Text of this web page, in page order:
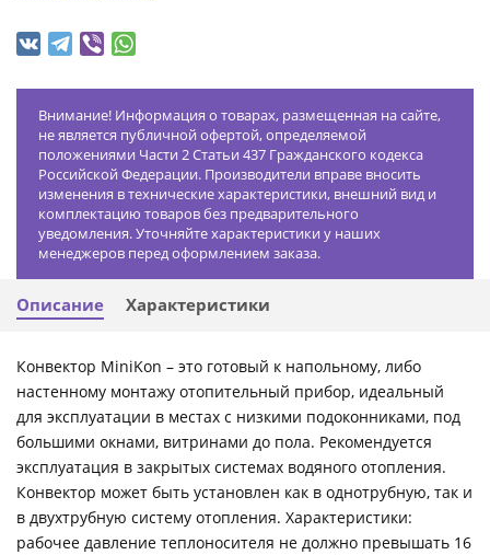
Внимание! Информация о товарах, размещенная на сайте,
не является публичной офертой, определяемой
положениями Части 2 Статьи 437 Гражданского кодекса
Российской Федерации. Производители вправе вносить
изменения в технические характеристики, внешний вид и
комплектацию товаров без предварительного
уведомления. Уточняйте характеристики у наших
менеджеров перед оформлением заказа.
Описание Характеристики
Конвектор MiniKon – это готовый к напольному, либо
настенному монтажу отопительный прибор, идеальный
для эксплуатации в местах с низкими подоконниками, под
большими окнами, витринами до пола. Рекомендуется
эксплуатация в закрытых системах водяного отопления.
Конвектор может быть установлен как в однотрубную, так и
в двухтрубную систему отопления. Характеристики:
рабочее давление теплоносителя не должно превышать 16